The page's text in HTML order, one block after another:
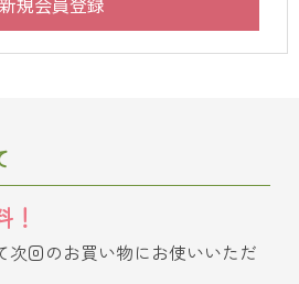
次回のお買い物にお使いいただ